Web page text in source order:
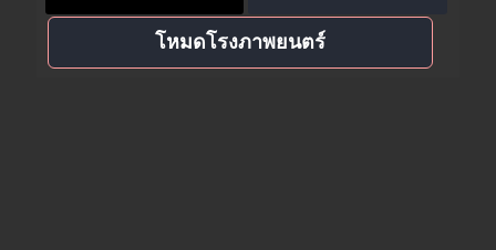
โหมดโรงภาพยนตร์